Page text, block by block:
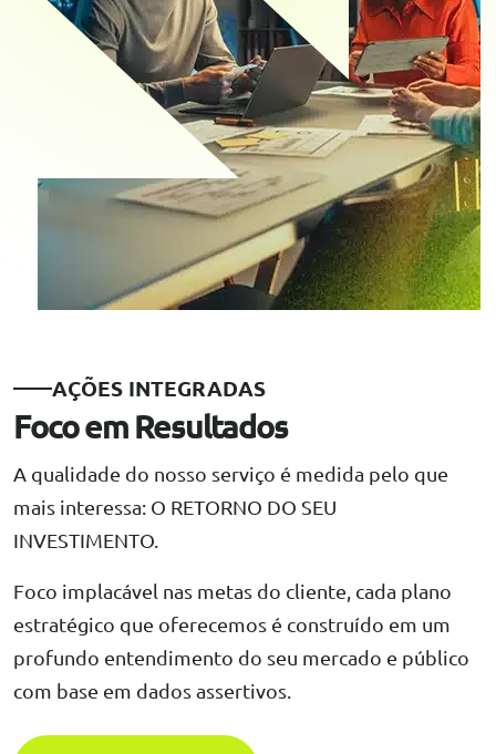
AÇÕES INTEGRADAS
Foco em Resultados
A qualidade do nosso serviço é medida pelo que
mais interessa: O RETORNO DO SEU
INVESTIMENTO.
Foco implacável nas metas do cliente, cada plano
estratégico que oferecemos é construído em um
profundo entendimento do seu mercado e público
com base em dados assertivos.